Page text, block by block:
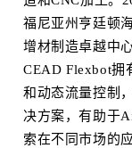
福尼亚州亨廷顿
增材制造卓越中
CEAD Flexbot拥
和动态流量控制
决方案，有助于
索在不同市场的应